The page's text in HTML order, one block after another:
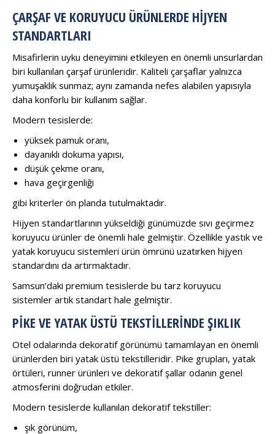
ÇARŞAF VE KORUYUCU ÜRÜNLERDE HIJYEN
STANDARTLARI
Misafirlerin uyku deneyimini etkileyen en önemli unsurlardan
biri kullanılan çarşaf ürünleridir. Kaliteli çarşaflar yalnızca
yumuşaklık sunmaz; aynı zamanda nefes alabilen yapısıyla
daha konforlu bir kullanım sağlar.
Modern tesislerde:
yüksek pamuk oranı,
dayanıklı dokuma yapısı,
düşük çekme oranı,
hava geçirgenliği
gibi kriterler ön planda tutulmaktadır.
Hijyen standartlarının yükseldiği günümüzde sıvı geçirmez
koruyucu ürünler de önemli hale gelmiştir. Özellikle yastık ve
yatak koruyucu sistemleri ürün ömrünü uzatırken hijyen
standardını da artırmaktadır.
Samsun’daki premium tesislerde bu tarz koruyucu
sistemler artık standart hale gelmiştir.
PIKE VE YATAK ÜSTÜ TEKSTILLERINDE ŞIKLIK
Otel odalarında dekoratif görünümü tamamlayan en önemli
ürünlerden biri yatak üstü tekstilleridir. Pike grupları, yatak
örtüleri, runner ürünleri ve dekoratif şallar odanın genel
atmosferini doğrudan etkiler.
Modern tesislerde kullanılan dekoratif tekstiller:
şık görünüm,